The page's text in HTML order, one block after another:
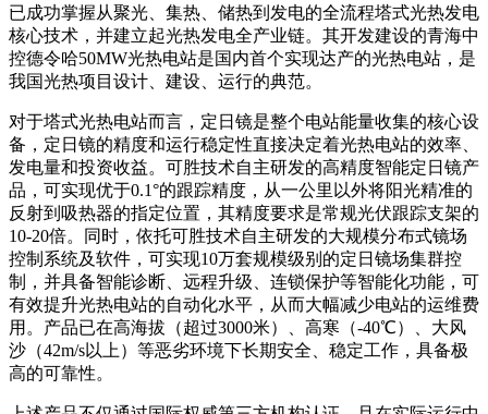
已成功掌握从聚光、集热、储热到发电的全流程塔式光热发电
核心技术，并建立起光热发电全产业链。其开发建设的青海中
控德令哈50MW光热电站是国内首个实现达产的光热电站，是
我国光热项目设计、建设、运行的典范。
对于塔式光热电站而言，定日镜是整个电站能量收集的核心设
备，定日镜的精度和运行稳定性直接决定着光热电站的效率、
发电量和投资收益。可胜技术自主研发的高精度智能定日镜产
品，可实现优于0.1°的跟踪精度，从一公里以外将阳光精准的
反射到吸热器的指定位置，其精度要求是常规光伏跟踪支架的
10-20倍。同时，依托可胜技术自主研发的大规模分布式镜场
控制系统及软件，可实现10万套规模级别的定日镜场集群控
制，并具备智能诊断、远程升级、连锁保护等智能化功能，可
有效提升光热电站的自动化水平，从而大幅减少电站的运维费
用。产品已在高海拔（超过3000米）、高寒（-40℃）、大风
沙（42m/s以上）等恶劣环境下长期安全、稳定工作，具备极
高的可靠性。